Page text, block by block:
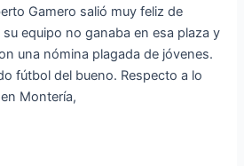
Gamero salió muy feliz de
equipo no ganaba en esa plaza y
una nómina plagada de jóvenes.
fútbol del bueno. Respecto a lo
Montería,